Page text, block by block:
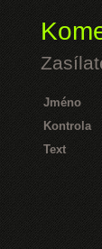
Jméno
Kontrola
Text